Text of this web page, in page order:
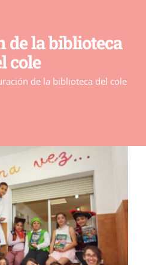
2025/2026
de la biblioteca
cole
de la biblioteca del cole